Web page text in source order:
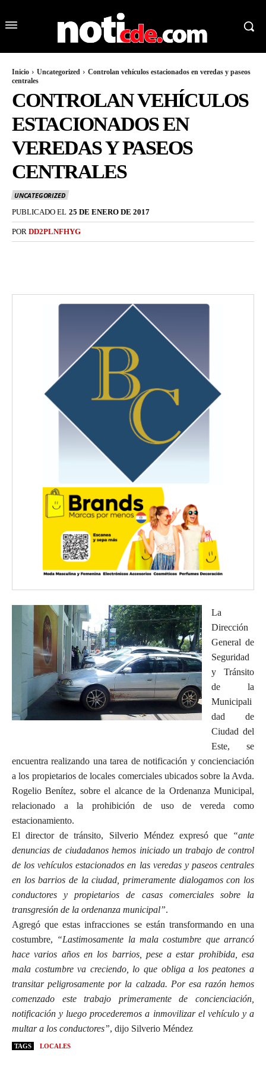
Inicio Uncategorized
Controlan vehículos estacionados en veredas y paseos
centrales
CONTROLAN VEHÍCULOS
ESTACIONADOS EN
VEREDAS Y PASEOS
CENTRALES
UNCATEGORIZED
PUBLICADO EL 25 DE ENERO DE 2017
POR DD2PLNFHYG
La
Dirección
General de
Seguridad
y Tránsito
de la
Municipali
dad de
Ciudad del
Este, se
encuentra realizando una tarea de notificación y concienciación
a los propietarios de locales comerciales ubicados sobre la Avda.
Rogelio Benítez, sobre el alcance de la Ordenanza Municipal,
relacionado a la prohibición de uso de vereda como
estacionamiento.
El director de tránsito, Silverio Méndez expresó que
“ante
denuncias de ciudadanos hemos iniciado un trabajo de control
de los vehículos estacionados en las veredas y paseos centrales
en los barrios de la ciudad, primeramente dialogamos con los
conductores y propietarios de casas comerciales sobre la
transgresión de la ordenanza municipal”.
Agregó que estas infracciones se están transformando en una
costumbre, “Lastimosamente la mala costumbre que arrancó
hace varios años en los barrios, pese a estar prohibida, esa
mala costumbre va creciendo, lo que obliga a los peatones a
transitar peligrosamente por la calzada. Por esa razón hemos
comenzado este trabajo primeramente de concienciación,
notificación y luego procederemos a inmovilizar el vehículo y a
multar a los conductores”, dijo Silverio Méndez
TAGS LOCALES